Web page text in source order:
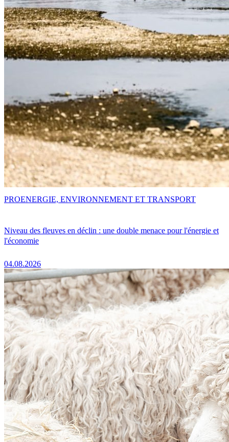
Niveau des fleuves en déclin : une double menace pour l'énergie et
l'économie
04.08.2026
PROENERGIE, ENVIRONNEMENT ET TRANSPORT